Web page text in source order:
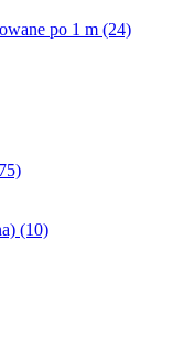
po 1 m (24)
(10)